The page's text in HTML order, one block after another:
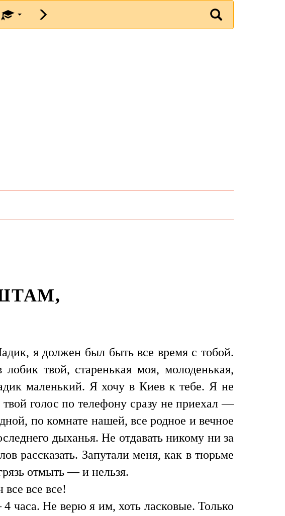
я должен был быть все время с тобой.
твой, старенькая моя, молоденькая,
маленький. Я хочу в Киев к тебе. Я не
голос по телефону сразу не приехал —
по комнате нашей, все родное и вечное
дыханья. Не отдавать никому ни за
рассказать. Запутали меня, как в тюрьме
отмыть — и нельзя.
все все!
часа. Не верю я им, хоть ласковые. Только